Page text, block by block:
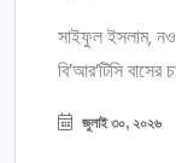
সাইফুল ইসলাম,
বি’আর’টিসি
জুলাই ৩০, ২০২৬